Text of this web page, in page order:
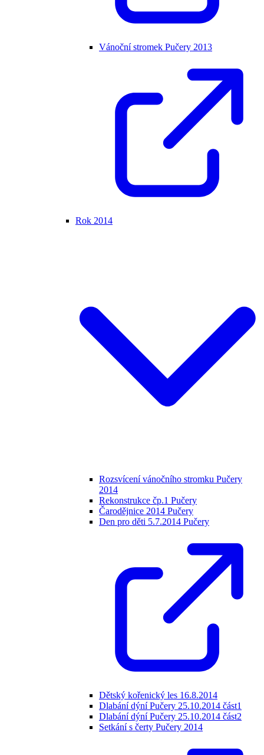
Vánoční stromek Pučery 2013
Rok 2014
Rozsvícení vánočního stromku Pučery
2014
Rekonstrukce čp.1 Pučery
Čarodějnice 2014 Pučery
Den pro děti 5.7.2014 Pučery
Dětský kořenický les 16.8.2014
Dlabání dýní Pučery 25.10.2014 část1
Dlabání dýní Pučery 25.10.2014 část2
Setkání s čerty Pučery 2014